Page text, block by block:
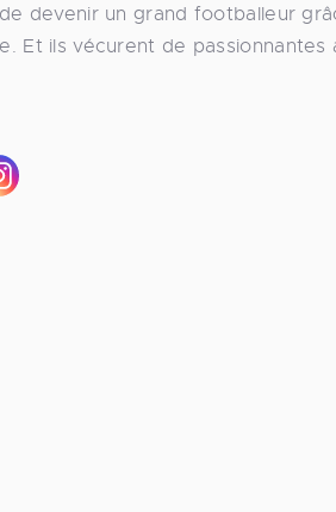
devenir un grand footballeur
Et ils vécurent de